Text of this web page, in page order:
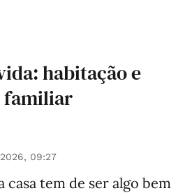
habitação e
familiar
09:27
casa tem de ser algo bem